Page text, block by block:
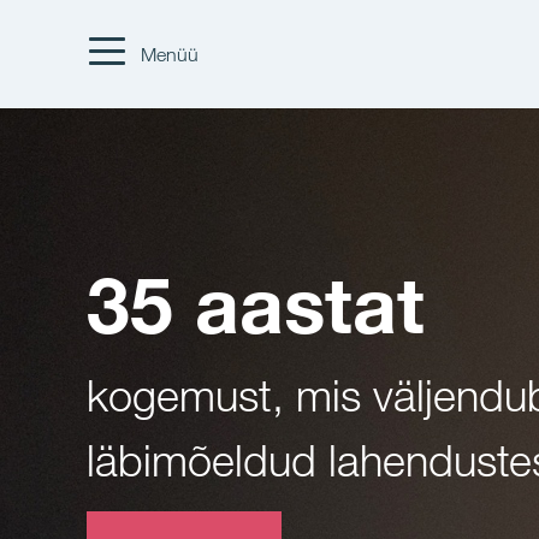
Menüü
35 aastat
kogemust, mis
läbimõeldud